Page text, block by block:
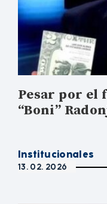
Pesar por el
“Boni”
Institucionales
13. 02. 2026